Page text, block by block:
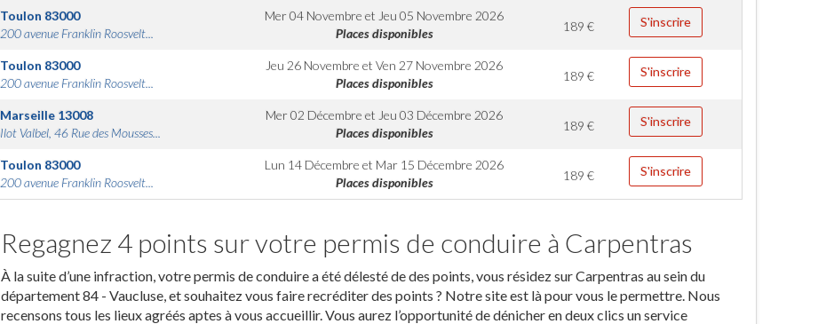
Toulon 83000
200 avenue Franklin Roosvelt...
Mer 04 Novembre et Jeu 05 Novembre 2026
Places disponibles
189€ S'inscrire
Toulon 83000
200 avenue Franklin Roosvelt...
Jeu 26 Novembre etVen 27 Novembre 2026
Places disponibles
189€ S'inscrire
Marseille 13008
Ilot Valbel, 46 Rue des Mousses...
Mer 02 Décembre et Jeu 03 Décembre 2026
Places disponibles
189€ S'inscrire
Toulon 83000
200 avenue Franklin Roosvelt...
Lun 14 Décembre et Mar 15 Décembre 2026
Places disponibles
189€ S'inscrire
Regagnez 4 points sur votre permis de conduire à Carpentras
À la suite d’une infraction, votre permis de conduire a été délesté de des points, vous résidez sur Carpentras au sein du
département 84 - Vaucluse, et souhaitez vous faire recréditer des points ? Notre site est là pour vous le permettre. Nous
recensons tous les lieux agréés aptes à vous accueillir. Vous aurez l’opportunité de dénicher en deux clics un service